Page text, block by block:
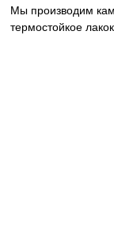
Мы производим
термостойкое